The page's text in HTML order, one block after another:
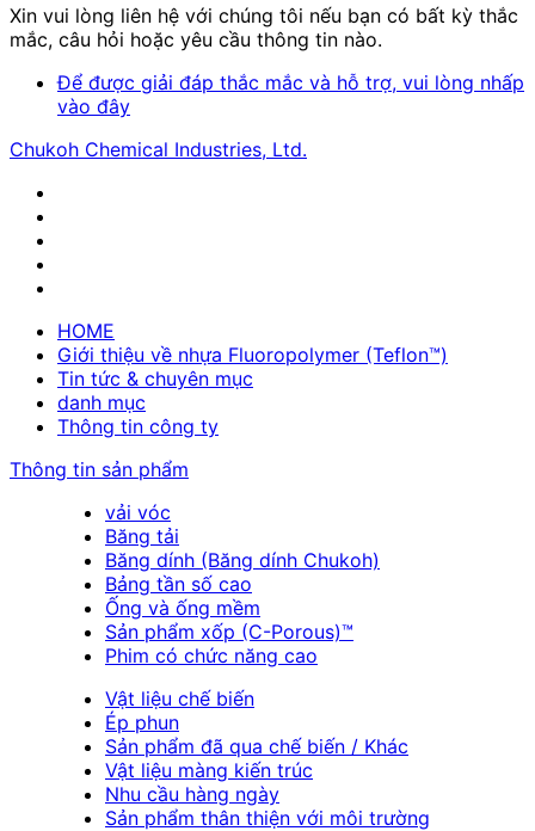
Xin vui lòng liên hệ với chúng tôi nếu bạn có bất kỳ thắc
mắc, câu hỏi hoặc yêu cầu thông tin nào.
Để được giải đáp thắc mắc và hỗ trợ, vui lòng nhấp
vào đây
Chukoh Chemical Industries, Ltd.
HOME
Giới thiệu về nhựa Fluoropolymer (Teflon™)
Tin tức & chuyên mục
danh mục
Thông tin công ty
Thông tin sản phẩm
vải vóc
Băng tải
Băng dính (Băng dính Chukoh)
Bảng tần số cao
Ống và ống mềm
Sản phẩm xốp (C-Porous)™
Phim có chức năng cao
Vật liệu chế biến
Ép phun
Sản phẩm đã qua chế biến / Khác
Vật liệu màng kiến trúc
Nhu cầu hàng ngày
Sản phẩm thân thiện với môi trường